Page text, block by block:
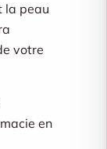
la peau
votre
en